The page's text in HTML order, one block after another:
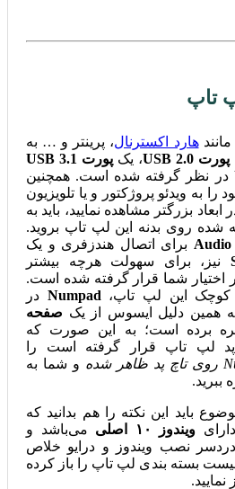
تاپ
مانندهارد اکسترنال، پرینتر و … به
پورت USB 2.0 ، یک پورت USB 3.1
در نظر گرفته شده است. همچنین
را به ویدئو پروژکتور و یا تلویزیون
بزرگتر مشاهده نمایید، باید به
شده روی بدنه این لپ تاپ بروید.
برای اتصال هندزفری و یک
نیز، برای سهولت هرچه بیشتر
اختیار شما قرار گرفته شده است.
کوچک این لپ تاپ، Numpad در
به همین دلیل ایسوس از یک صفحه
برده است؛ به این صورت که
لپ تاپ قرار گرفته است را
و شما به
ببرید.
باید این نکته را هم بدانید که
ویندوز ۱۰ اصلی
می‌باشد و
نصب ویندوز و درایو خلاص
بسته بندی لپ تاپ را باز کرده